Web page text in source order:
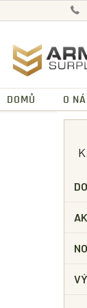
na
DOMŮ O
A
N
P
N